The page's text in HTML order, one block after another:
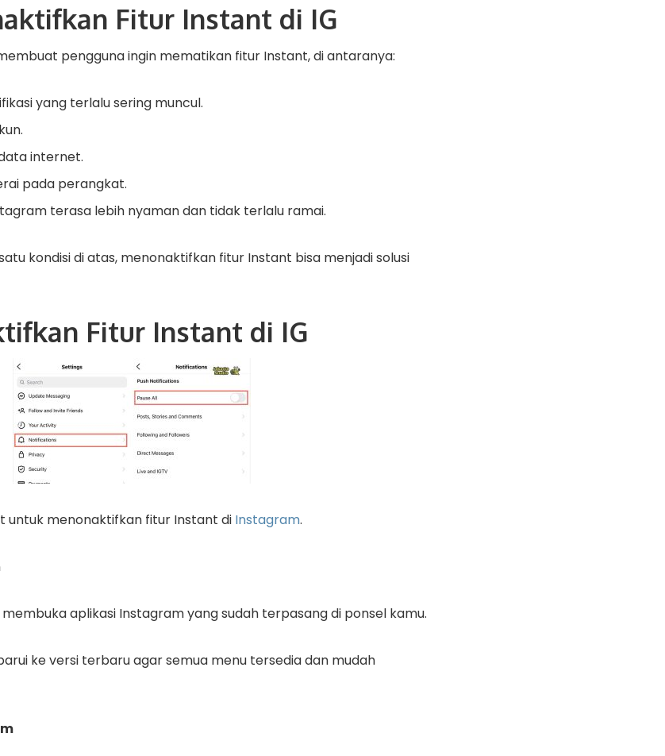
Fitur Instant di IG
pengguna ingin mematikan fitur Instant, di antaranya:
yang terlalu sering muncul.
internet.
pada perangkat.
terasa lebih nyaman dan tidak terlalu ramai.
kondisi di atas, menonaktifkan fitur Instant bisa menjadi solusi
Fitur Instant di IG
untuk menonaktifkan fitur Instant di Instagram.
aplikasi Instagram yang sudah terpasang di ponsel kamu.
ke versi terbaru agar semua menu tersedia dan mudah